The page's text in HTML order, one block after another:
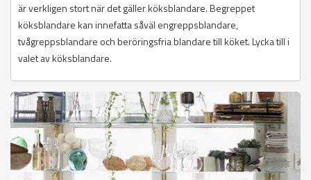
är verkligen stort när det gäller köksblandare. Begreppet
köksblandare kan innefatta såväl engreppsblandare,
tvågreppsblandare och beröringsfria blandare till köket. Lycka till i
valet av köksblandare.